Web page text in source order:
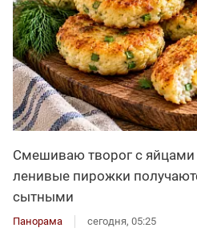
Смешиваю творог с
ленивые пирожки
сытными
Панорама сегодня, 05:25